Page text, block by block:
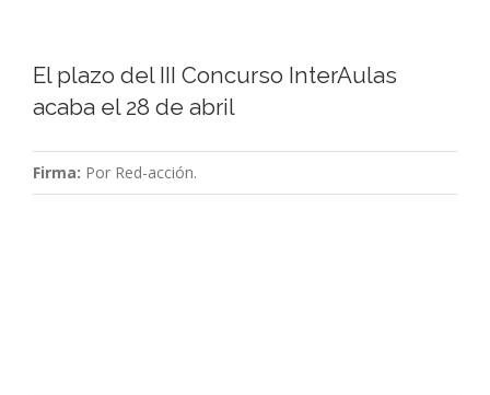
El plazo del III Concurso InterAulas
acaba el 28 de abril
Firma: Por Red-acción.